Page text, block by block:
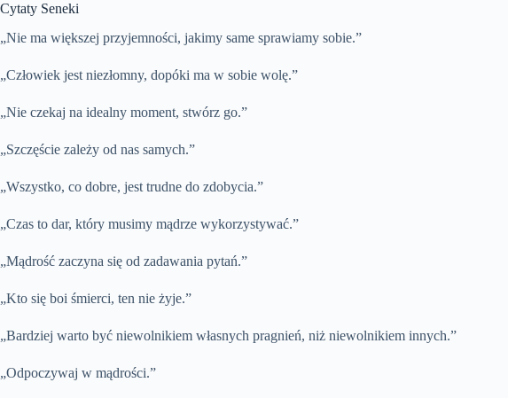
Cytaty Seneki
„Nie ma większej przyjemności, jakimy same sprawiamy sobie.”
„Człowiek jest niezłomny, dopóki ma w sobie wolę.”
„Nie czekaj na idealny moment, stwórz go.”
„Szczęście zależy od nas samych.”
„Wszystko, co dobre, jest trudne do zdobycia.”
„Czas to dar, który musimy mądrze wykorzystywać.”
„Mądrość zaczyna się od zadawania pytań.”
„Kto się boi śmierci, ten nie żyje.”
„Bardziej warto być niewolnikiem własnych pragnień, niż niewolnikiem innych.”
„Odpoczywaj w mądrości.”